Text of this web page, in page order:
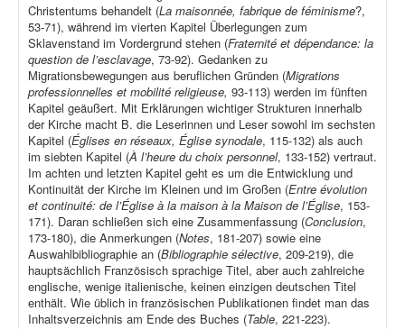
Christentums behandelt (La maisonnée, fabrique de féminisme?,
53-71), während im vierten Kapitel Überlegungen zum
Sklavenstand im Vordergrund stehen (Fraternité et dépendance: la
question de l’esclavage, 73-92). Gedanken zu
Migrationsbewegungen aus beruflichen Gründen (Migrations
professionnelles et mobilité religieuse, 93-113) werden im fünften
Kapitel geäußert. Mit Erklärungen wichtiger Strukturen innerhalb
der Kirche macht B. die Leserinnen und Leser sowohl im sechsten
Kapitel (Églises en réseaux, Église synodale, 115-132) als auch
im siebten Kapitel (À l’heure du choix personnel, 133-152) vertraut.
Im achten und letzten Kapitel geht es um die Entwicklung und
Kontinuität der Kirche im Kleinen und im Großen (Entre évolution
et continuité: de l’Église à la maison à la Maison de l’Église, 153-
171). Daran schließen sich eine Zusammenfassung (Conclusion,
173-180), die Anmerkungen (Notes, 181-207) sowie eine
Auswahlbibliographie an (Bibliographie sélective, 209-219), die
hauptsächlich Französisch sprachige Titel, aber auch zahlreiche
englische, wenige italienische, keinen einzigen deutschen Titel
enthält. Wie üblich in französischen Publikationen findet man das
Inhaltsverzeichnis am Ende des Buches (Table, 221-223).